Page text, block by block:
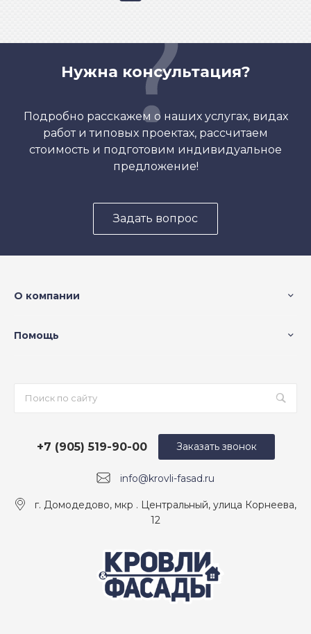
Нужна консультация?
Подробно расскажем о наших услугах, видах
работ и типовых проектах, рассчитаем
стоимость и подготовим индивидуальное
предложение!
Задать вопрос
О компании
Помощь
info@krovli-fasad.ru
+7 (905) 519-90-00
г. Домодедово, мкр . Центральный, улица Корнеева,
12
Заказать звонок